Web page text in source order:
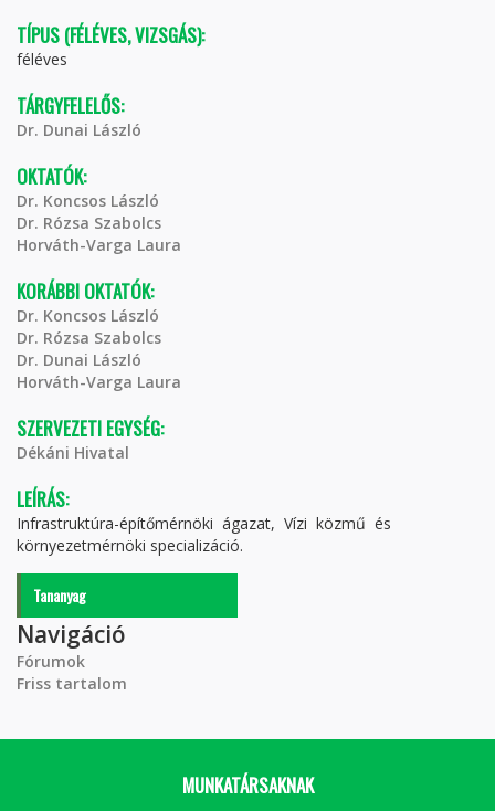
TÍPUS (FÉLÉVES, VIZSGÁS):
féléves
TÁRGYFELELŐS:
Dr. Dunai László
OKTATÓK:
Dr. Koncsos László
Dr. Rózsa Szabolcs
Horváth-Varga Laura
KORÁBBI OKTATÓK:
Dr. Koncsos László
Dr. Rózsa Szabolcs
Dr. Dunai László
Horváth-Varga Laura
SZERVEZETI EGYSÉG:
Dékáni Hivatal
LEÍRÁS:
Infrastruktúra-építőmérnöki ágazat, Vízi közmű és
környezetmérnöki specializáció.
Tananyag
Navigáció
Fórumok
Friss tartalom
MUNKATÁRSAKNAK